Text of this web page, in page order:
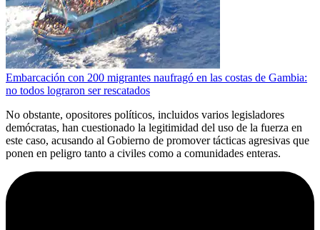
Embarcación con 200 migrantes naufragó en las costas de Gambia:
no todos lograron ser rescatados
No obstante, opositores políticos, incluidos varios legisladores
demócratas, han cuestionado la legitimidad del uso de la fuerza en
este caso, acusando al Gobierno de promover tácticas agresivas que
ponen en peligro tanto a civiles como a comunidades enteras.